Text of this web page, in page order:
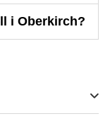
i Oberkirch?